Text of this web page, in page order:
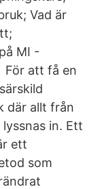
Vad är
MI -
För att få en
där allt från
in. Ett
ett
som